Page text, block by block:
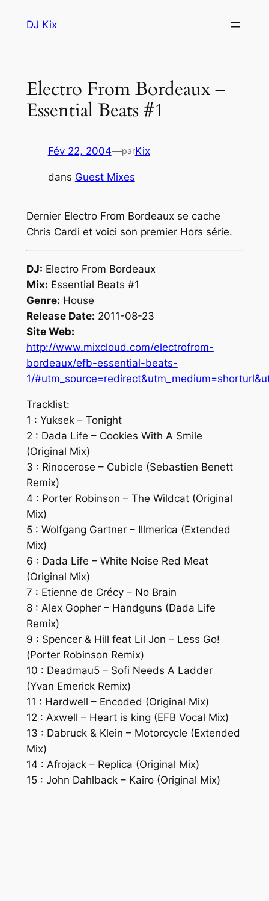
DJ Kix
Electro From Bordeaux –
Fév 22, 2004—parKix
dans Guest Mixes
Dernier Electro From Bordeaux se cache
Chris Cardi et voici son premier Hors série.
DJ: Electro From Bordeaux
Mix:
Genre: House
Release Date: 2011-08-23
Site Web:
http://www.mixcloud.com/electrofrom-
bordeaux/efb-essential-beats-
1/
Tracklist:
1 : Yuksek – Tonight
2 : Dada Life – Cookies With A Smile
(Original Mix)
3 : Rinocerose – Cubicle (Sebastien Benett
Remix)
4 : Porter Robinson – The Wildcat (Original
Mix)
5 : Wolfgang Gartner – Illmerica (Extended
Mix)
6 : Dada Life – White Noise Red Meat
(Original Mix)
7 : Etienne de Crécy – No Brain
8 : Alex Gopher – Handguns (Dada Life
Remix)
9 : Spencer & Hill feat Lil Jon – Less Go!
(Porter Robinson Remix)
10 : Deadmau5 – Sofi Needs A Ladder
(Yvan Emerick Remix)
11 : Hardwell – Encoded (Original Mix)
12 : Axwell – Heart is king (EFB Vocal Mix)
13 : Dabruck & Klein – Motorcycle (Extended
Mix)
14 : Afrojack – Replica (Original Mix)
15 : John Dahlback – Kairo (Original Mix)